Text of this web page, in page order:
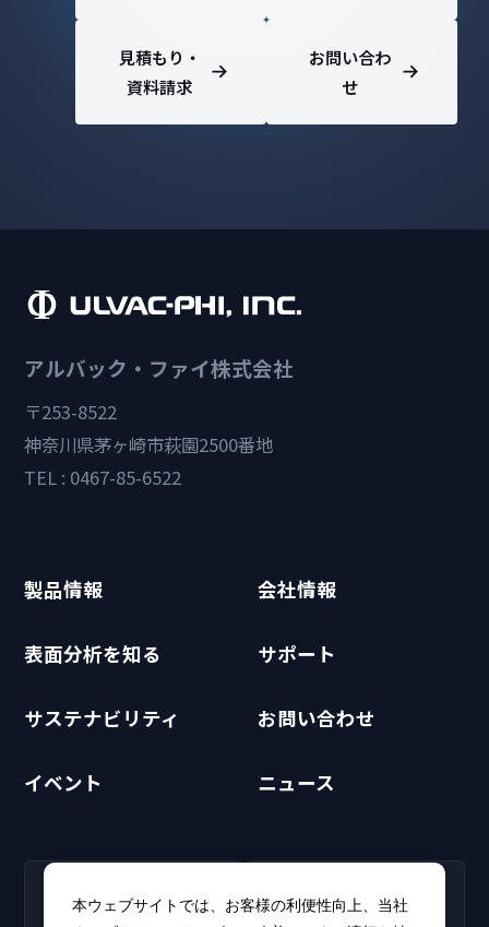
見積もり・
資料請求
お問い合わ
せ
アルバック・ファイ株式会社
〒253-8522
神奈川県茅ヶ崎市萩園2500番地
TEL : 0467-85-6522
製品情報 会社情報
表面分析を知る サポート
サステナビリティ お問い合わせ
イベント ニュース
採用情報 CLUB PHI（会員専
本ウェブサイトでは、お客様の利便性向上、当社